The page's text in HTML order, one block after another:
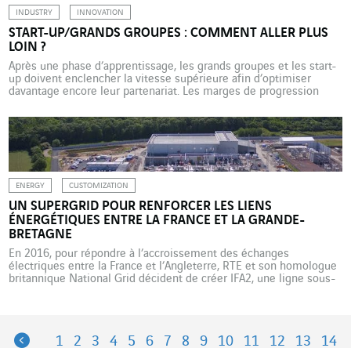
INDUSTRY INNOVATION
START-UP/GRANDS GROUPES : COMMENT ALLER PLUS
LOIN ?
Après une phase d’apprentissage, les grands groupes et les start-
up doivent enclencher la vitesse supérieure afin d’optimiser
davantage encore leur partenariat. Les marges de progression
Bernhard Kirchmair, Chief Digital Officer de VINCI Energies
Deutschland. Il est loin le temps où les grands groupes et les
start-up s’ignoraient […]
ENERGY CUSTOMIZATION
UN SUPERGRID POUR RENFORCER LES LIENS
ÉNERGÉTIQUES ENTRE LA FRANCE ET LA GRANDE-
BRETAGNE
En 2016, pour répondre à l’accroissement des échanges
électriques entre la France et l’Angleterre, RTE et son homologue
britannique National Grid décident de créer IFA2, une ligne sous-
Previous
1 2 3 4 5 6 7 8 9 10 11 12 13
14